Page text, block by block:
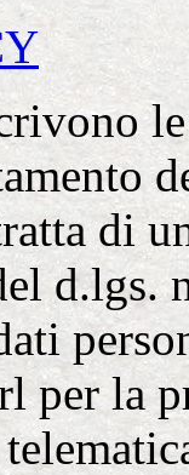
di
d.lgs.
per la